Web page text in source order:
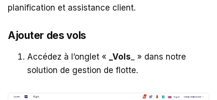
planification et assistance client.
Ajouter des vols
Accédez à l’onglet « _Vols_ » dans notre
solution de gestion de flotte.